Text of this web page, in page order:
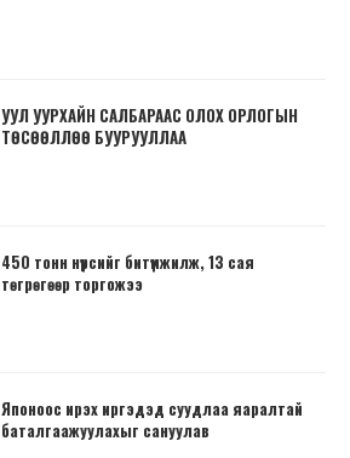
УУЛ УУРХАЙН САЛБАРААС ОЛОХ ОРЛОГЫН
ТӨСӨӨЛЛӨӨ БУУРУУЛЛАА
450 тонн нүүрсийг битүүмжилж, 13 сая
төгрөгөөр торгожээ
Японоос ирэх иргэдэд суудлаа яаралтай
баталгаажуулахыг сануулав